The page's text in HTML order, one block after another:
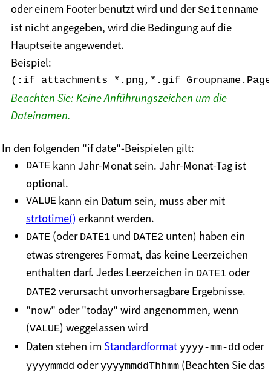
oder einem Footer benutzt wird und derSeitenname
ist nicht angegeben, wird die Bedingung auf die
Hauptseite angewendet.
Beispiel:
(:if attachments *.png,*.gif
Beachten Sie: Keine Anführungszeichen um die
Dateinamen.
In den folgenden "if date"-Beispielen gilt:
DATE kann Jahr-Monat sein. Jahr-Monat-Tag ist
optional.
VALUE kann ein Datum sein, muss aber mit
strtotime() erkannt werden.
DATE (oder DATE1 und DATE2 unten) haben ein
etwas strengeres Format, das keine Leerzeichen
enthalten darf. Jedes Leerzeichen in DATE1 oder
DATE2 verursacht unvorhersagbare Ergebnisse.
"now" oder "today" wird angenommen, wenn
(VALUE) weggelassen wird
Daten stehen im Standardformat yyyy-mm-dd oder
yyyymmdd oderyyyymmddThhmm (Beachten Sie das